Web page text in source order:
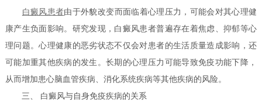
白癜风患者由于外貌改变而面临着心理压力，可能会对其心理健
康产生负面影响。研究发现，白癜风患者普遍存在着焦虑、抑郁等心
理问题。心理健康的恶劣状态不仅会对患者的生活质量造成影响，还
可能加重其他疾病的发生。长期的心理压力可能导致免疫功能下降，
从而增加患心脑血管疾病、消化系统疾病等其他疾病的风险。
三、 白癜风与自身免疫疾病的关系